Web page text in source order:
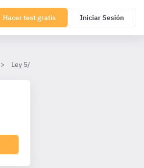
Hacer test gratis Iniciar Sesión
Ley 5/2023, de 7 de junio, de la Función